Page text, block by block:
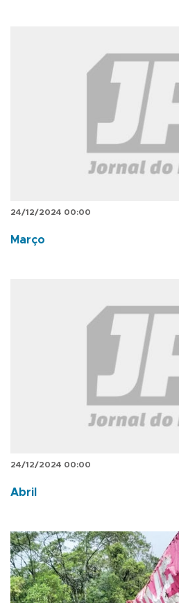
24/12/2024 00:00
Março
24/12/2024 00:00
Abril